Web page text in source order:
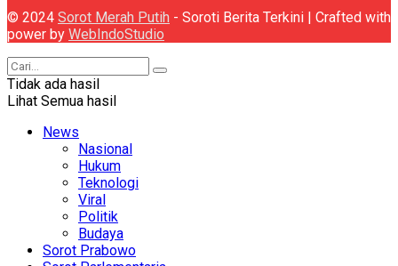
© 2024 Sorot Merah Putih - Soroti Berita Terkini | Crafted with
power by WebIndoStudio
Tidak ada hasil
Lihat Semua hasil
News
Nasional
Hukum
Teknologi
Viral
Politik
Budaya
Sorot Prabowo